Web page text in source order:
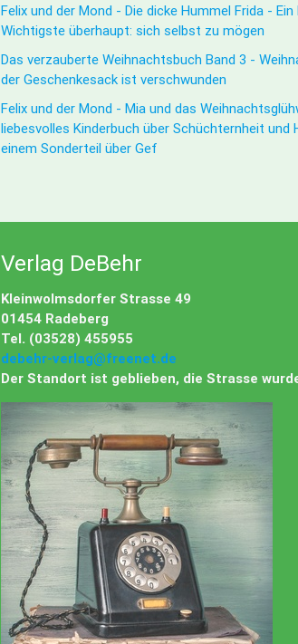
Felix und der Mond - Die dicke Hummel Frida -
Wichtigste überhaupt: sich selbst zu mögen
Das verzauberte Weihnachtsbuch Band 3 -
der Geschenkesack ist verschwunden
Felix und der Mond - Mia und das
liebesvolles Kinderbuch über Schüchternheit
einem Sonderteil über Gef
Verlag DeBehr
Kleinwolmsdorfer Strasse 49
01454 Radeberg
Tel. (03528) 455955
debehr-verlag@freenet.de
Der Standort ist geblieben, die Strasse